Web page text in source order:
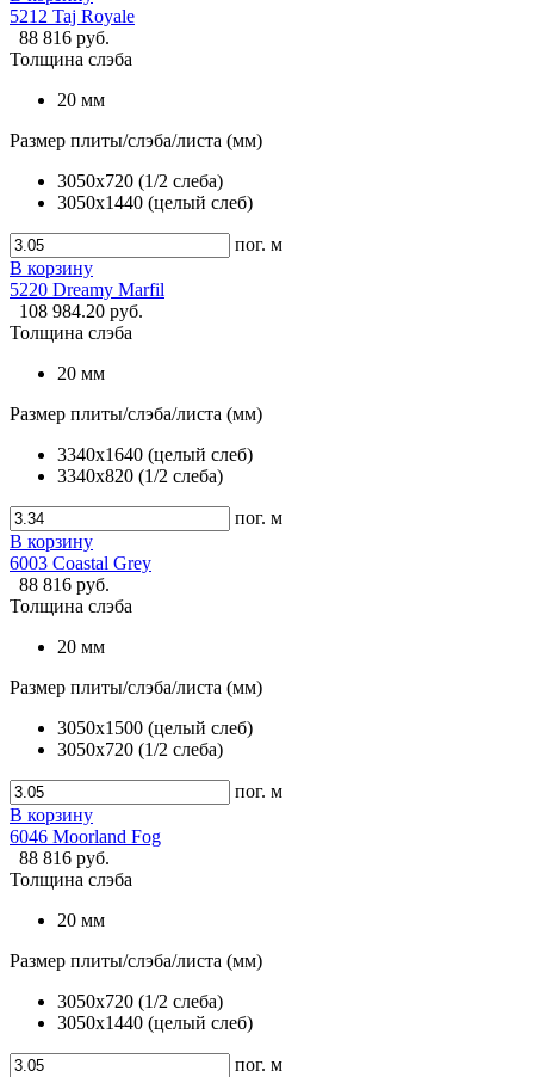
5212 Taj Royale
88 816 руб.
Толщина слэба
20 мм
Размер плиты/слэба/листа (мм)
3050x720 (1/2 слеба)
3050x1440 (целый слеб)
пог. м
В корзину
5220 Dreamy Marfil
108 984.20 руб.
Толщина слэба
20 мм
Размер плиты/слэба/листа (мм)
3340х1640 (целый слеб)
3340х820 (1/2 слеба)
пог. м
В корзину
6003 Coastal Grey
88 816 руб.
Толщина слэба
20 мм
Размер плиты/слэба/листа (мм)
3050x1500 (целый слеб)
3050x720 (1/2 слеба)
пог. м
В корзину
6046 Moorland Fog
88 816 руб.
Толщина слэба
20 мм
Размер плиты/слэба/листа (мм)
3050x720 (1/2 слеба)
3050x1440 (целый слеб)
пог. м